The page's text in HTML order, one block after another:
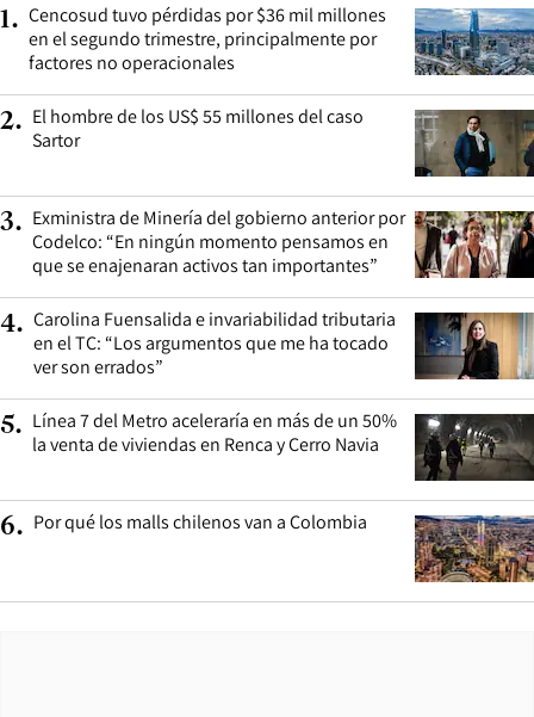
1. Cencosud tuvo pérdidas por $36 mil millones
en el segundo trimestre, principalmente por
factores no operacionales
2. El hombre de los US$ 55 millones del caso
Sartor
3. Exministra de Minería del gobierno anterior por
Codelco: “En ningún momento pensamos en
que se enajenaran activos tan importantes”
4. Carolina Fuensalida e invariabilidad tributaria
en el TC: “Los argumentos que me ha tocado
ver son errados”
5. Línea 7 del Metro aceleraría en más de un 50%
la venta de viviendas en Renca y Cerro Navia
6. Por qué los malls chilenos van a Colombia